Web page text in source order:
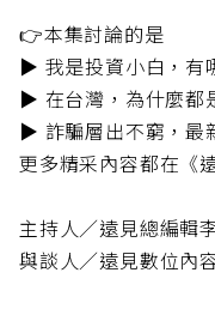
👉本集討論的是
▶️ 我是投資小白，有
▶️ 在台灣，為什麼都
️▶️ 詐騙層出不窮，最
更多精采內容都在《
主持人／遠見總編輯
與談人／遠見數位內